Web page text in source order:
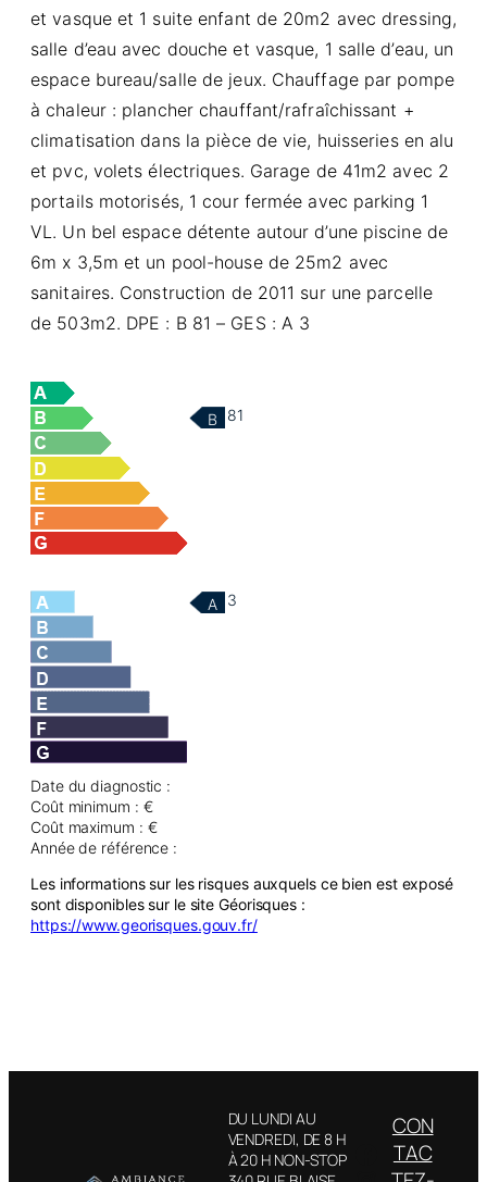
et vasque et 1 suite enfant de 20m2 avec dressing,
salle d’eau avec douche et vasque, 1 salle d’eau, un
espace bureau/salle de jeux. Chauffage par pompe
à chaleur : plancher chauffant/rafraîchissant +
climatisation dans la pièce de vie, huisseries en alu
et pvc, volets électriques. Garage de 41m2 avec 2
portails motorisés, 1 cour fermée avec parking 1
VL. Un bel espace détente autour d’une piscine de
6m x 3,5m et un pool-house de 25m2 avec
sanitaires. Construction de 2011 sur une parcelle
de 503m2. DPE : B 81 – GES : A 3
B 81
A 3
Date du diagnostic :
Coût minimum : €
Coût maximum : €
Année de référence :
Les informations sur les risques auxquels ce bien est exposé
sont disponibles sur le site Géorisques :
https://www.georisques.gouv.fr/
DU LUNDI AU
VENDREDI, DE 8 H
À 20 H NON-STOP
Facebook
CON
TAC